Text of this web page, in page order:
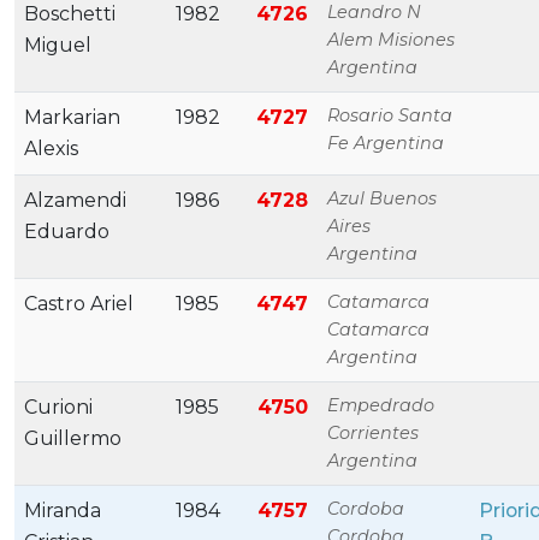
Boschetti
Miguel
1982 4726
Leandro N
Alem Misiones
Argentina
Markarian
Alexis
1982 4727
Rosario Santa
Fe Argentina
Alzamendi
Eduardo
1986 4728
Azul Buenos
Aires
Argentina
Castro Ariel 1985 4747
Catamarca
Catamarca
Argentina
Curioni
Guillermo
1985 4750
Empedrado
Corrientes
Argentina
Miranda
1984 4757
Cordoba